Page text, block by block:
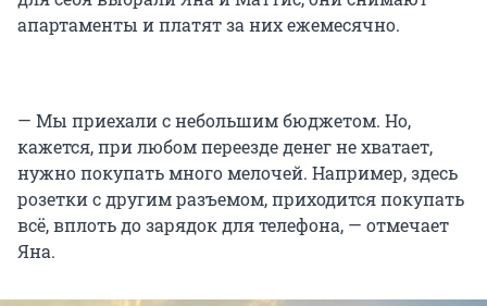
апартаменты и платят за них ежемесячно.
— Мы приехали с небольшим бюджетом. Но,
кажется, при любом переезде денег не хватает,
нужно покупать много мелочей. Например, здесь
розетки с другим разъемом, приходится покупать
всё, вплоть до зарядок для телефона, — отмечает
Яна.